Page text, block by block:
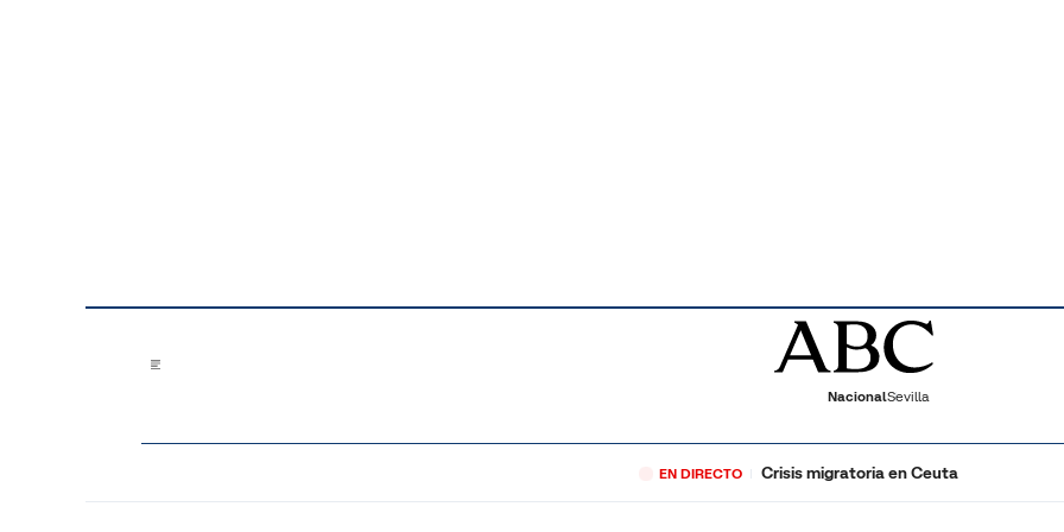
NacionalSevilla
EN DIRECTO Crisis migratoria en Ceuta